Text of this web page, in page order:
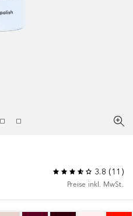
3.8 (11 )
Preise inkl. MwSt.